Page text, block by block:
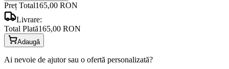
Preț Total165,00 RON
Livrare:
Total Plată165,00 RON
Adaugă
Ai nevoie de ajutor sau o ofertă personalizată?